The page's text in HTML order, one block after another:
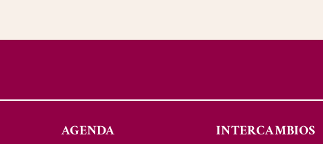
AGENDA INTERCAMBIOS